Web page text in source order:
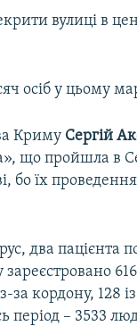
вулиці в
осіб у цьому
Криму Сергій
що пройшла в
бо їх
два пацієнта
кордону, 128 із
період – 3533